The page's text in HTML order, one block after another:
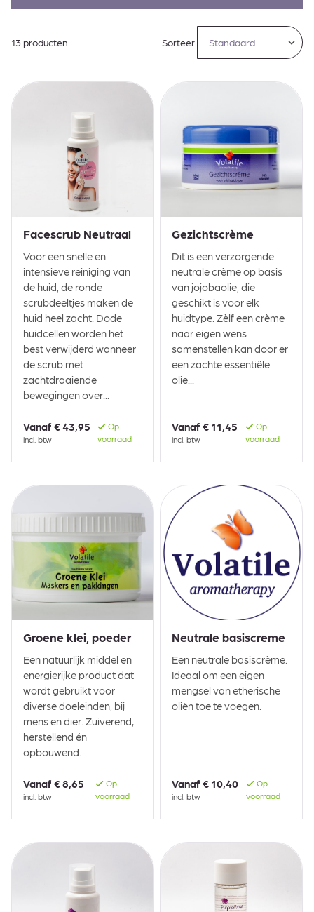
13 producten Sorteer
Facescrub Neutraal
Voor een snelle en
intensieve reiniging van
de huid, de ronde
scrubdeeltjes maken de
huid heel zacht. Dode
huidcellen worden het
best verwijderd wanneer
de scrub met
zachtdraaiende
bewegingen over...
Vanaf € 43,95
incl. btw
Op
voorraad
Gezichtscrème
Dit is een verzorgende
neutrale crème op basis
van jojobaolie, die
geschikt is voor elk
huidtype. Zèlf een crème
naar eigen wens
samenstellen kan door er
een zachte essentiële
olie...
Vanaf € 11,45
incl. btw
Op
voorraad
Groene klei, poeder
Een natuurlijk middel en
energierijke product dat
wordt gebruikt voor
diverse doeleinden, bij
mens en dier. Zuiverend,
herstellend én
opbouwend.
Vanaf € 8,65
incl. btw
Op
voorraad
Neutrale basiscreme
Een neutrale basiscrème.
Ideaal om een eigen
mengsel van etherische
oliën toe te voegen.
Vanaf € 10,40
incl. btw
Op
voorraad